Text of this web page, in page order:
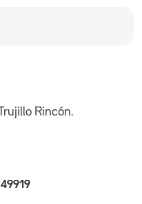
Rincón.
49919